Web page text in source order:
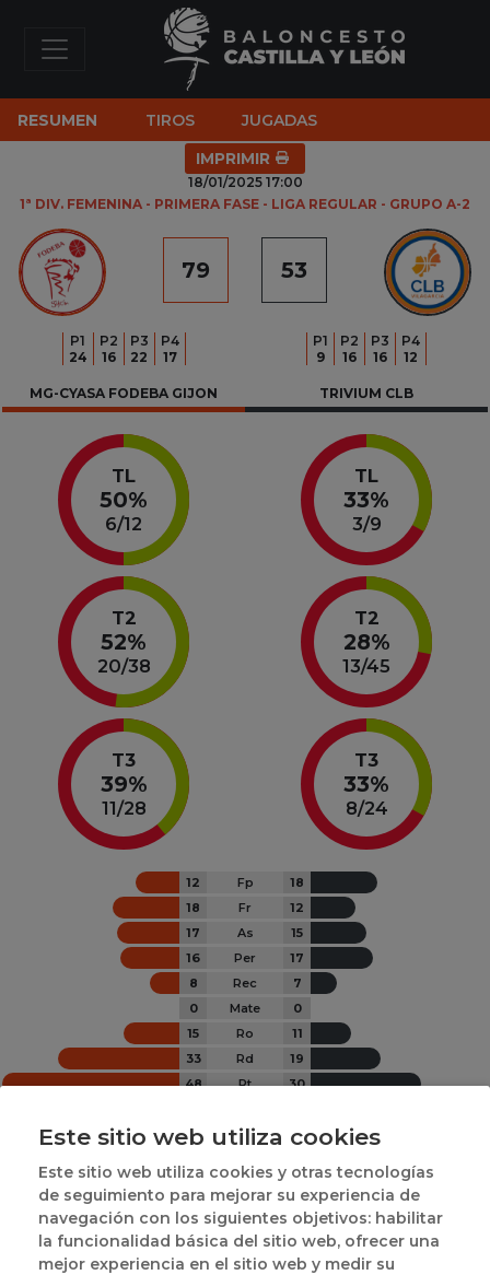
IMPRIMIR
RESUMEN TIROS JUGADAS
18/01/2025 17:00
1ª DIV. FEMENINA - PRIMERA FASE - LIGA REGULAR - GRUPO A-2
79
P1
24
P2
16
P3
22
P4
17
MG-CYASA FODEBA GIJON
53
P1
9
P2
16
P3
16
P4
12
TRIVIUM CLB
TL
50%
6/12
T2
52%
20/38
T3
39%
11/28
TL
33%
3/9
T2
28%
13/45
T3
33%
8/24
12 Fp
18
18
Fr
12
17
As
15
16
Per
17
8
Rec
7
0
Mate
0
15
Ro
11
33
Rd
19
48
Rt 30
EMPATES
26 |
MAYOR VENTAJA
CAMBIO DE GANADOR
JUGADORES DESTACADOS POR EQUIPO
Este sitio web utiliza cookies
Este sitio web utiliza cookies y otras tecnologías
de seguimiento para mejorar su experiencia de
navegación con los siguientes objetivos: habilitar
la funcionalidad básica del sitio web, ofrecer una
mejor experiencia en el sitio web y medir su